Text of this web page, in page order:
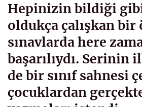
Hepinizin bildiği
oldukça çalışkan
sınavlarda here
başarılıydı. Serinin
de bir sınıf sahnesi
çocuklardan